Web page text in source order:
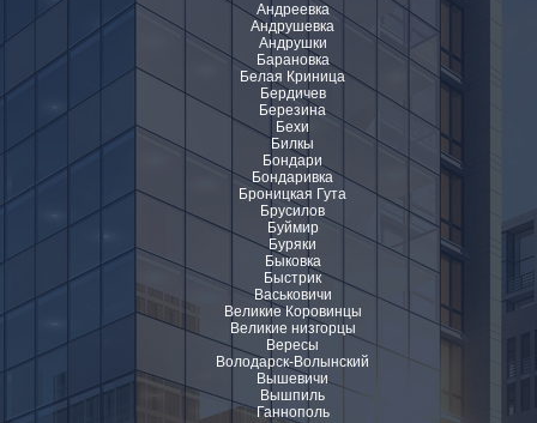
Андреевка
Андрушевка
Андрушки
Барановка
Белая Криница
Бердичев
Березина
Бехи
Билкы
Бондари
Бондаривка
Броницкая Гута
Брусилов
Буймир
Буряки
Быковка
Быстрик
Васьковичи
Великие Коровинцы
Великие низгорцы
Вересы
Володарск-Волынский
Вышевичи
Вышпиль
Ганнополь